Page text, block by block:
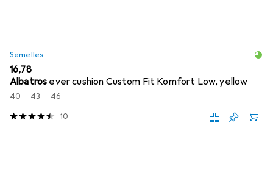
Semelles
EUR
16,78
Albatros ever cushion Custom Fit Komfort Low, yellow
40 43 46
10